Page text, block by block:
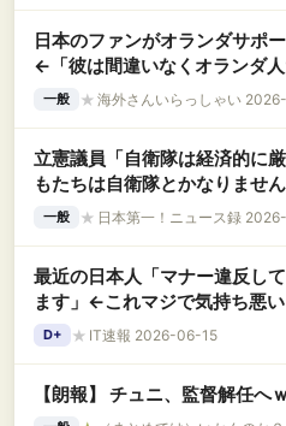
日本のファンがオランダサポ
←「彼は間違いなくオランダ人
一般 ★ 海外さんいらっしゃい
立憲議員「自衛隊は経済的に
もたちは自衛隊とかなりませ
「怒り」の猛反論
一般 ★ 日本第一！ニュース録
最近の日本人「マナー違反し
ます」←これマジで気持ち悪
D+ ★ IT速報 2026-06-15
【朗報】 チュニ、監督解任へ